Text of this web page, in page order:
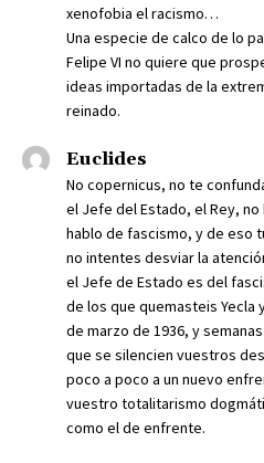
xenofobia el racismo…
Una especie de calco de lo
Felipe VI no quiere que
ideas importadas de la
reinado.
Euclides
No copernicus, no te
el Jefe del Estado, el Rey,
hablo de fascismo, y de eso
no intentes desviar la
el Jefe de Estado es del
de los que quemasteis Yecla
de marzo de 1936, y
que se silencien vuestros
poco a poco a un nuevo
vuestro totalitarismo
como el de enfrente.